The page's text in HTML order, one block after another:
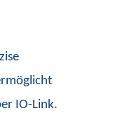
IO-Link.